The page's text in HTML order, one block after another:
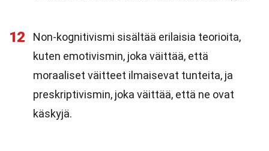
12
Non-kognitivismi sisältää erilaisia teorioita,
kuten emotivismin, joka väittää, että
moraaliset väitteet ilmaisevat tunteita, ja
preskriptivismin, joka väittää, että ne ovat
käskyjä.